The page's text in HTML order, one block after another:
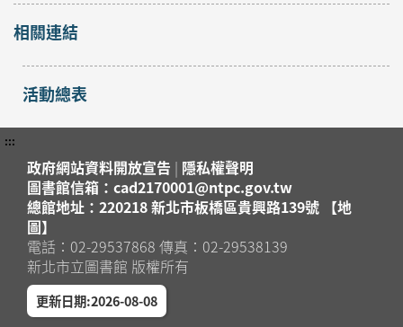
相關連結
活動總表
:::
政府網站資料開放宣告 | 隱私權聲明
圖書館信箱：cad2170001@ntpc.gov.tw
總館地址：220218 新北市板橋區貴興路139號 【地
圖】
電話：02-29537868 傳真：02-29538139
新北市立圖書館 版權所有
更新日期:2026-08-08